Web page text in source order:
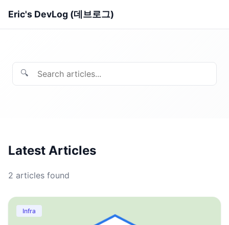
Eric's DevLog (데브로그)
🔍
Latest Articles
2 articles found
Infra